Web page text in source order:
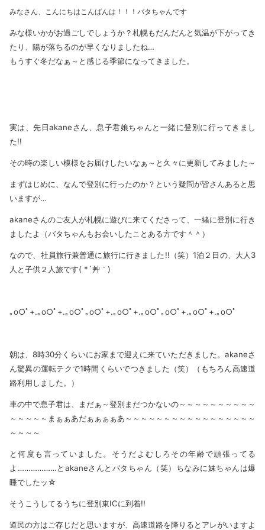
みなさん、こんにちはこんばんは！！！バタちゃんです
みな様いかがお過ごしでしょうか？札幌もだんだんと気温が下がってき
たり、陽が落ちるのが早くなりましたね…
もうすぐ冬だなぁ～と感じる季節になってきました。
実は、先日akaneさん、息子君娘ちゃんと一緒に登別に行ってきまし
た!!
その時の楽しい模様をお届けしたいなぁ～と久々に更新してみました～
まずはじめに、なんで登別に行ったのか？という疑問が皆さんあると思
いますが…
akaneさんのご友人が札幌に遊びに来てくださって、一緒に登別に行き
ましたよ（バタちゃんもお会いしたことある方です＾＾）
なので、社員旅行兼普通に旅行に行きました!!（笑）1泊２日の、大人3
人と子供２人旅です( *´艸｀)
｡o○ﾟ+.｡o○ﾟ+.｡o○ﾟ｡o○ﾟ+.｡o○ﾟ+.｡o○ﾟ｡o○ﾟ+.｡o○ﾟ+.｡o○ﾟ
朝は、8時30分くらいにお家まで迎えに来ていただきました。akaneさ
ん驚異の運転テクで1時間くらいでつきました（笑）（もちろん高速道
路利用しました。）
車の中で息子君は、まだぁ～登別まだつかないの～～～～～～～～～～
～～～～～まぁぁあだぁぁぁぁあ～～～～～～～～～～～～～～～～～
～～～～
と何度も言っていました。そうだよむしろその年齢で頑張ってる
よ………………とakaneさんとバタちゃん（笑）ちなみに妹ちゃんは爆
睡でしたッ☆
そうこうしてるうちに登別東ICに到着!!
道民の方はご存じだと思いますが、高速道路を降りるとアレがいますよ